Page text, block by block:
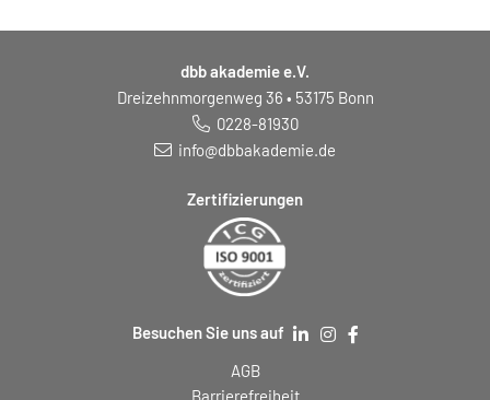
dbb akademie e.V.
Dreizehnmorgenweg 36 • 53175 Bonn
0228-81930
info@dbbakademie.de
Zertifizierungen
Besuchen Sie uns auf
AGB
Barrierefreiheit